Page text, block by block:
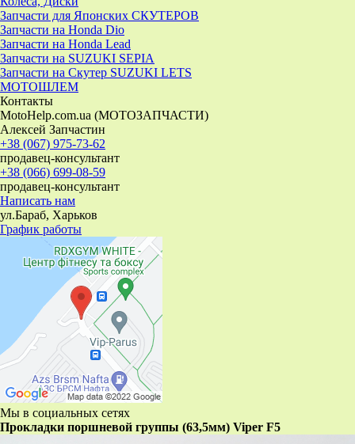
Запчасти для Японских СКУТЕРОВ
Запчасти на Honda Dio
Запчасти на Honda Lead
Запчасти на SUZUKI SEPIA
Запчасти на Скутер SUZUKI LETS
МОТОШЛЕМ
Контакты
MotoHelp.com.ua (МОТОЗАПЧАСТИ)
Алексей Запчастин
+38 (067) 975-73-62
продавец-консультант
+38 (066) 699-08-59
продавец-консультант
Написать нам
ул.Бараб, Харьков
График работы
Мы в социальных сетях
Прокладки поршневой группы (63,5мм) Viper F5